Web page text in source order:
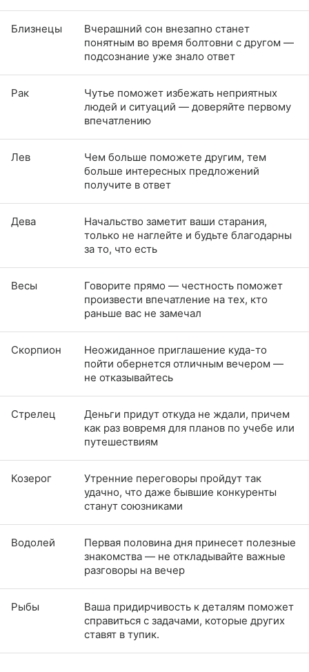
Близнецы
Вчерашний сон внезапно станет
понятным во время болтовни с другом —
подсознание уже знало ответ
Рак
Чутье поможет избежать неприятных
людей и ситуаций — доверяйте первому
впечатлению
Лев
Чем больше поможете другим, тем
больше интересных предложений
получите в ответ
Дева
Начальство заметит ваши старания,
только не наглейте и будьте благодарны
за то, что есть
Весы
Говорите прямо — честность поможет
произвести впечатление на тех, кто
раньше вас не замечал
Скорпион
Неожиданное приглашение куда-то
пойти обернется отличным вечером —
не отказывайтесь
Стрелец
Деньги придут откуда не ждали, причем
как раз вовремя для планов по учебе или
путешествиям
Козерог
Утренние переговоры пройдут так
удачно, что даже бывшие конкуренты
станут союзниками
Водолей
Первая половина дня принесет полезные
знакомства — не откладывайте важные
разговоры на вечер
Рыбы
Ваша придирчивость к деталям поможет
справиться с задачами, которые других
ставят в тупик.